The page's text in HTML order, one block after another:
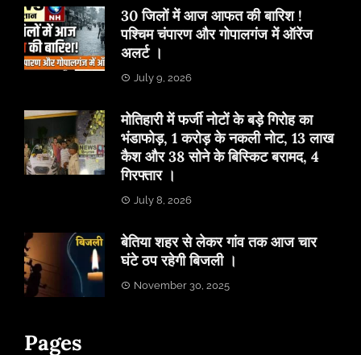
30 जिलों में आज आफत की बारिश !
पश्चिम चंपारण और गोपालगंज में ऑरेंज
अलर्ट ।
July 9, 2026
मोतिहारी में फर्जी नोटों के बड़े गिरोह का
भंडाफोड़, 1 करोड़ के नकली नोट, 13 लाख
कैश और 38 सोने के बिस्किट बरामद, 4
गिरफ्तार ।
July 8, 2026
बेतिया शहर से लेकर गांव तक आज चार
घंटे ठप रहेगी बिजली ।
November 30, 2025
Pages